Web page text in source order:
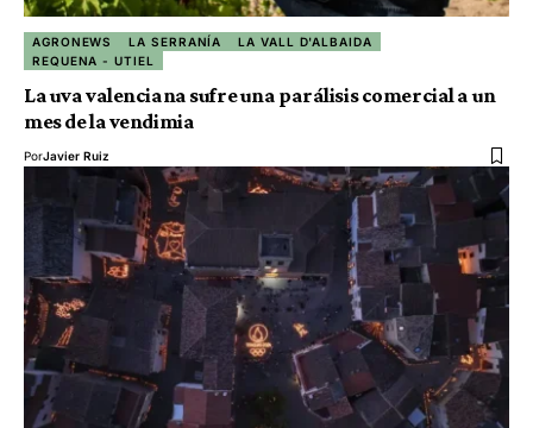
AGRONEWS LA SERRANÍA
LA VALL D'ALBAIDA
REQUENA - UTIEL
La uva valenciana sufre una parálisis comercial a un
mes de la vendimia
PorJavier Ruiz